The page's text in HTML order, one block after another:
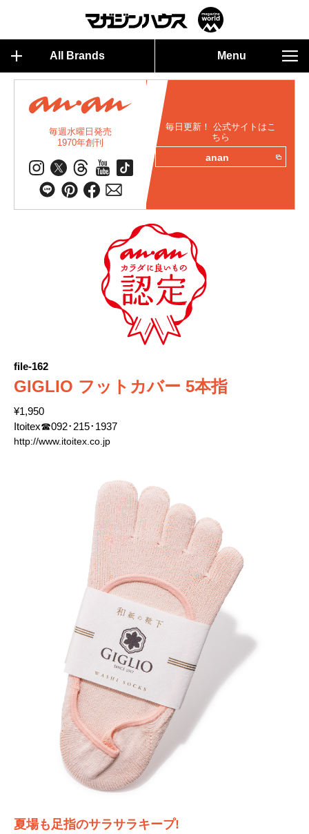
All Brands Menu
毎週水曜日発売
1970年創刊
毎日更新！ 公式サイトはこ
ちら
anan
file-162
GIGLIO フットカバー 5本指
¥1,950
Itoitex☎092･215･1937
http://www.itoitex.co.jp
夏場も足指のサラサラキープ!